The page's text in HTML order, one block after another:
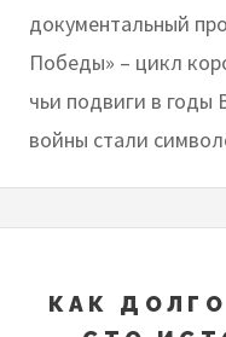
документальный
Победы» – цикл
чьи подвиги в годы
войны стали
КАК